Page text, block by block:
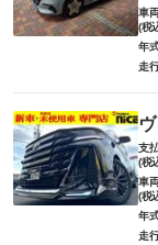
車
(税
年
走
支
(税
車
(税
年
走